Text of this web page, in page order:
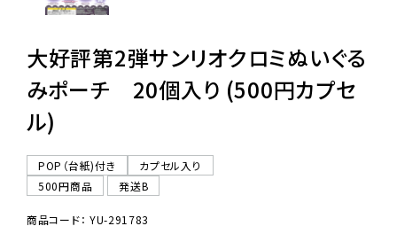
06-6282-7659
大好評第2弾サンリオクロミぬいぐる
みポーチ 20個入り (500円カプセ
ル)
POP（台紙)付き
カプセル入り
500円商品
発送B
商品コード： YU-291783